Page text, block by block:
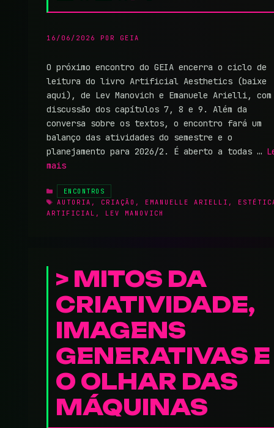
16/06/2026 POR GEIA
O próximo encontro do GEIA encerra o ciclo de
leitura do livro Artificial Aesthetics (baixe
aqui), de Lev Manovich e Emanuele Arielli,
discussão dos capítulos 7, 8 e 9. Além da
conversa sobre os textos, o encontro fará um
balanço das atividades do semestre e o
planejamento para 2026/2. É aberto a todas …
mais
CATEGORIAS
ENCONTROS
TAGS
AUTORIA , CRIAÇÃO , EMANUELLE ARIELLI ,
ARTIFICIAL , LEV MANOVICH
MITOS DA
CRIATIVIDADE,
IMAGENS
GENERATIVAS E
O OLHAR DAS
MÁQUINAS